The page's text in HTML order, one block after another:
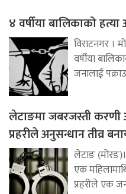
४ वर्षीया बालिकाको
विराटनगर ।
वर्षीया
जनालाई
लेटाङमा जबरजस्ती करणी
प्रहरीले अनुसन्धान तीव्र
लेटाङ
एक
प्रहरीले एक